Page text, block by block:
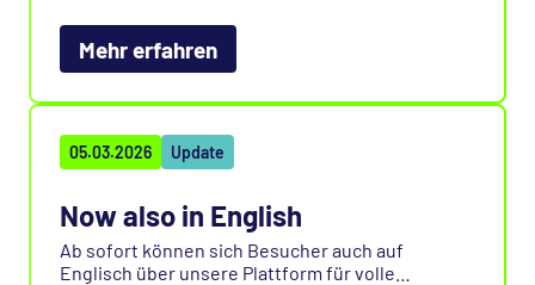
Unterschiede sichtbar. Entdecken Sie jetzt
unsere Vergleichsübersichten und prüfen Sie,
welche Lösung wirklich zu Ihren Anforderungen
Mehr erfahren
05.03.2026 Update
Now also in English
Ab sofort können sich Besucher auch auf
Englisch über unsere Plattform für volle